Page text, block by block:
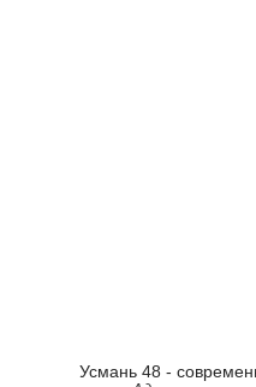
Усмань 48 -